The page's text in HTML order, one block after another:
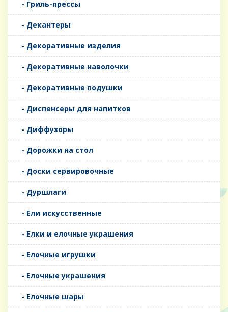
- Гриль-прессы
- Декантеры
- Декоративные изделия
- Декоративные наволочки
- Декоративные подушки
- Диспенсеры для напитков
- Диффузоры
- Дорожки на стол
- Доски сервировочные
- Дуршлаги
- Ели искусственные
- Елки и елочные украшения
- Елочные игрушки
- Елочные украшения
- Елочные шары